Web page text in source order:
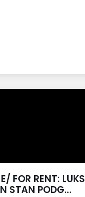
FOR RENT: LUKS
STAN PODG...